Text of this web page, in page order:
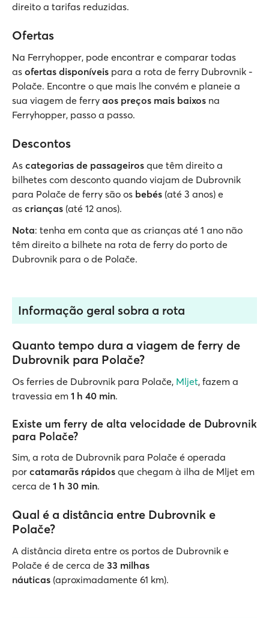
direito a tarifas reduzidas.
Ofertas
Na Ferryhopper, pode encontrar e comparar todas
as ofertas disponíveis para a rota de ferry Dubrovnik -
Polače. Encontre o que mais lhe convém e planeie a
sua viagem de ferry aos preços mais baixos na
Ferryhopper, passo a passo.
Descontos
As categorias de passageiros que têm direito a
bilhetes com desconto quando viajam de Dubrovnik
para Polače de ferry são os bebés (até 3 anos) e
as crianças (até 12 anos).
Nota: tenha em conta que as crianças até 1 ano não
têm direito a bilhete na rota de ferry do porto de
Dubrovnik para o de Polače.
Informação geral sobra a rota
Quanto tempo dura a viagem de ferry de
Dubrovnik para Polače?
Os ferries de Dubrovnik para Polače, Mljet, fazem a
travessia em 1 h 40 min.
Existe um ferry de alta velocidade de Dubrovnik
para Polače?
Sim, a rota de Dubrovnik para Polače é operada
por catamarãs rápidos que chegam à ilha de Mljet em
cerca de 1 h 30 min.
Qual é a distância entre Dubrovnik e
Polače?
A distância direta entre os portos de Dubrovnik e
Polače é de cerca de 33 milhas
náuticas (aproximadamente 61 km).